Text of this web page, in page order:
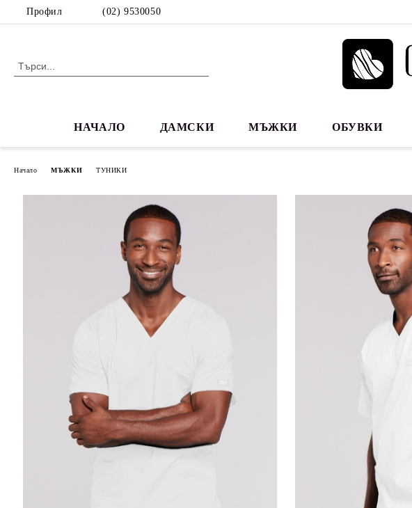
Профил (02) 9530050
НАЧАЛО ДАМСКИ МЪЖКИ ОБУВКИ
Начало МЪЖКИ ТУНИКИ